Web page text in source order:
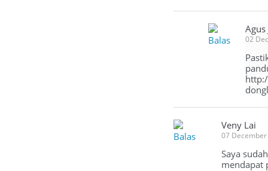
Balas
Agus
02
Balas
Veny Lai
07
Saya
mendapat